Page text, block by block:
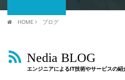
HOME ブログ
Nedia BLOG
エンジニアによるIT技術やサービスの紹